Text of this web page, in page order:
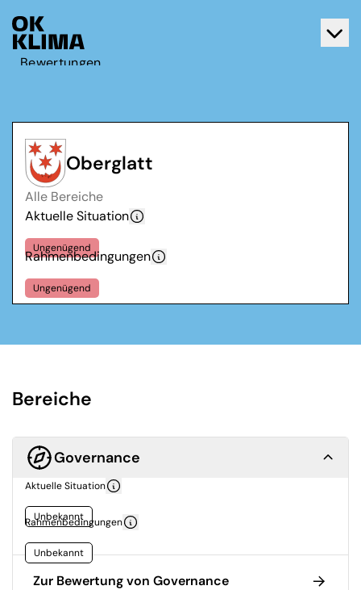
Bewertungen
Kontakt
Deutsch
Français
Oberglatt
Alle Bereiche
Aktuelle Situation
Ungenügend
Rahmenbedingungen
Ungenügend
Bereiche
Governance
Aktuelle Situation
Unbekannt
Rahmenbedingungen
Unbekannt
Zur Bewertung von Governance